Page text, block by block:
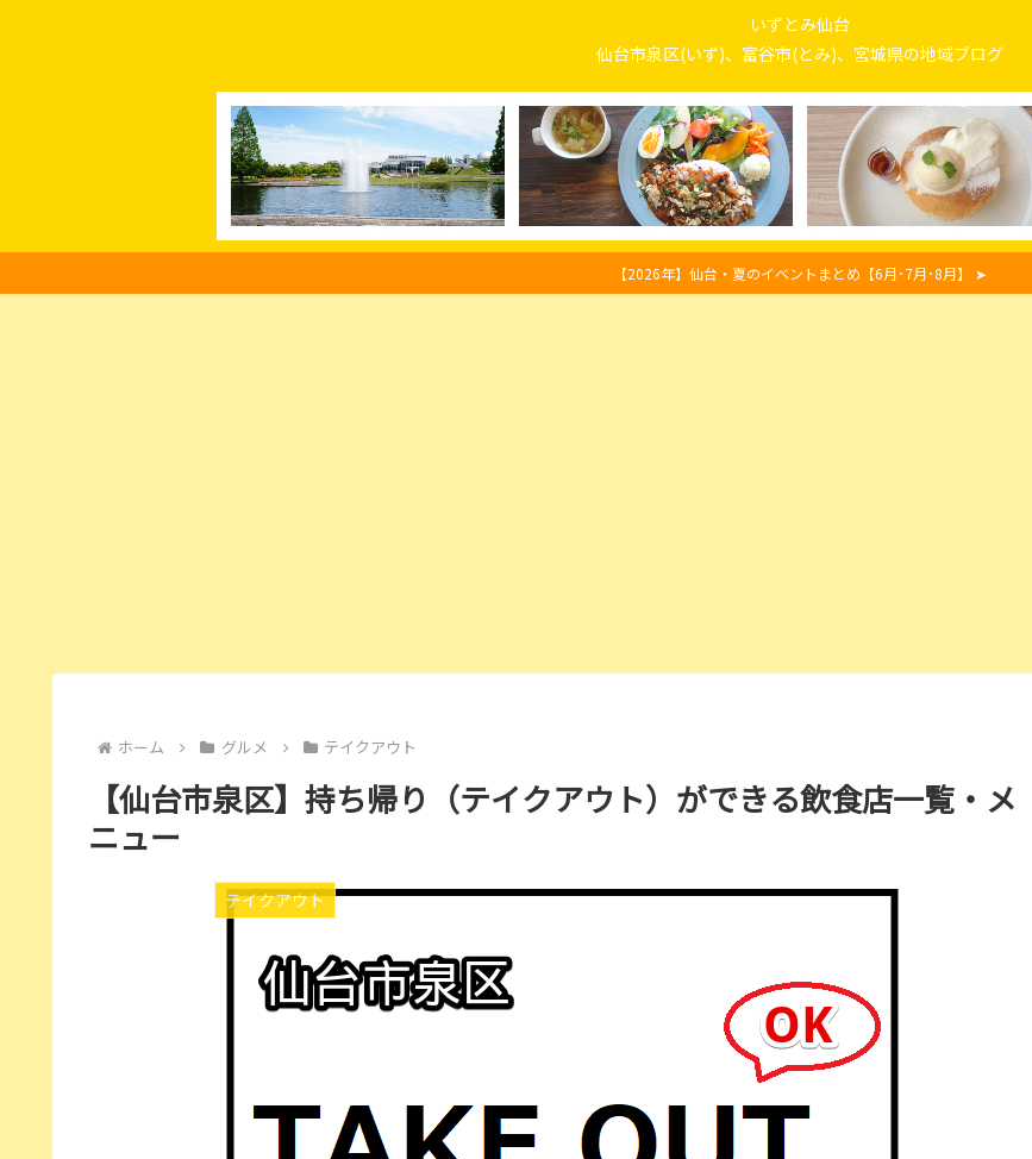
いずとみ仙台
仙台市泉区(いず)、富谷市(とみ)、宮城県の地域ブログ
【2026年】仙台・夏のイベントまとめ【6月･7月･8月】 ➤
ホーム グルメ テイクアウト
【仙台市泉区】持ち帰り（テイクアウト）ができる飲食店一覧・メ
ニュー
テイクアウト